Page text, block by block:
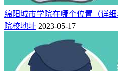
绵阳城市学院在哪个位置（详细
院校地址 2023-05-17